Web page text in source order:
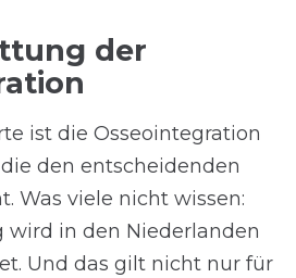
der
ist die Osseointegration
den entscheidenden
Was viele nicht wissen:
wird in den Niederlanden
Und das gilt nicht nur für